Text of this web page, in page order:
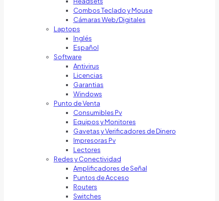
Combos Teclado y Mouse
Cámaras Web/Digitales
Laptops
Inglés
Español
Software
Antivirus
Licencias
Garantias
Windows
Punto de Venta
Consumibles Pv
Equipos y Monitores
Gavetas y Verificadores de Dinero
Impresoras Pv
Lectores
Redes y Conectividad
Amplificadores de Señal
Puntos de Acceso
Routers
Switches